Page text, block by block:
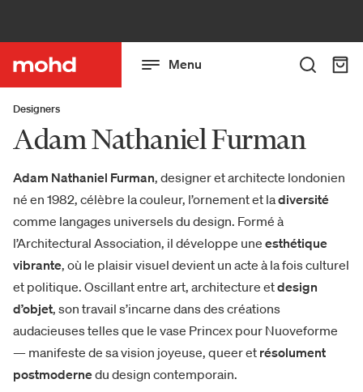
Menu
Designers
Adam Nathaniel Furman
Adam Nathaniel Furman, designer et architecte londonien
né en 1982, célèbre la couleur, l’ornement et ladiversité
comme langages universels du design. Formé à
l’Architectural Association, il développe une esthétique
vibrante, où le plaisir visuel devient un acte à la fois culturel
et politique. Oscillant entre art, architecture etdesign
d’objet, son travail s’incarne dans des créations
audacieuses telles que le vase Princex pour Nuoveforme
— manifeste de sa vision joyeuse, queer et résolument
postmodernedu design contemporain.